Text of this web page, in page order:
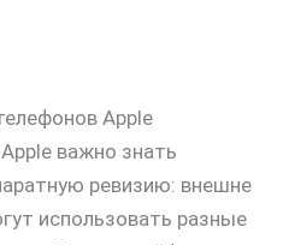
Apple
важно знать
ревизию: внешне
использовать разные